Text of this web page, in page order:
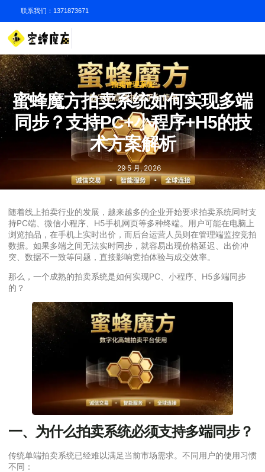
联系我们：1371873671
拍卖管理系统
蜜蜂魔方拍卖系统如何实现多端
同步？支持PC+小程序+H5的技
术方案解析
29 5 月, 2026
随着线上拍卖行业的发展，越来越多的企业开始要求拍卖系统同时支
持PC端、微信小程序、H5手机网页等多种终端。用户可能在电脑上
浏览拍品，在手机上实时出价，而后台运营人员则在管理端监控竞拍
数据。如果多端之间无法实时同步，就容易出现价格延迟、出价冲
突、数据不一致等问题，直接影响竞拍体验与成交效率。
那么，一个成熟的拍卖系统是如何实现PC、小程序、H5多端同步
的？
一、为什么拍卖系统必须支持多端同步？
传统单端拍卖系统已经难以满足当前市场需求。不同用户的使用习惯
不同：